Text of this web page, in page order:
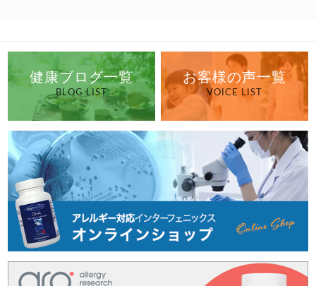
健康ブログ一覧
BLOG LIST
お客様の声一覧
VOICE LIST